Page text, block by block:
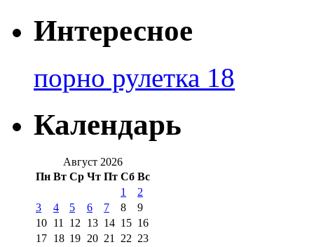
Интересное
порно рулетка 18
Календарь
Август 2026
Пн Вт Ср Чт Пт Сб Вс
1
2
3
4 5 6 7 8
9
10 11 12 13 14 15 16
17 18 19 20 21 22 23